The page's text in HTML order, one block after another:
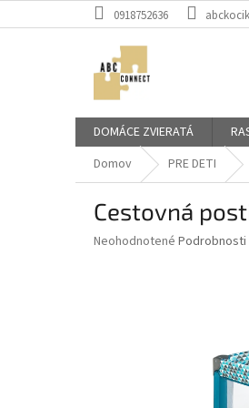
na
0918752636
DOMÁCE ZVIERATÁ
Domov
PRE DETI
Cestovná
Priemerné
Neohodnotené